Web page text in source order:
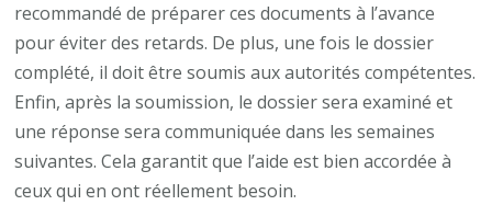
recommandé de préparer ces documents à l’avance
pour éviter des retards. De plus, une fois le dossier
complété, il doit être soumis aux autorités compétentes.
Enfin, après la soumission, le dossier sera examiné et
une réponse sera communiquée dans les semaines
suivantes. Cela garantit que l’aide est bien accordée à
ceux qui en ont réellement besoin.